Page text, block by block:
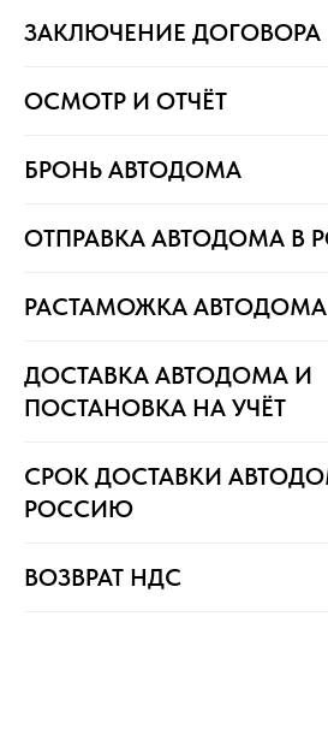
ЗАКЛЮЧЕНИЕ ДОГОВОРА
ОСМОТР И ОТЧЁТ
БРОНЬ АВТОДОМА
ОТПРАВКА АВТОДОМА В
РАСТАМОЖКА АВТОДОМА
ДОСТАВКА АВТОДОМА И
ПОСТАНОВКА НА УЧЁТ
СРОК ДОСТАВКИ
РОССИЮ
ВОЗВРАТ НДС